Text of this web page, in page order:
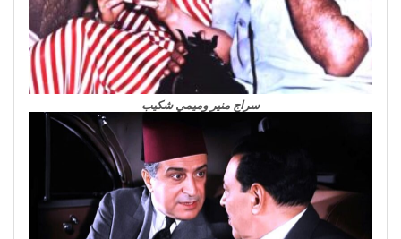
سراج منير وميمي شكيب